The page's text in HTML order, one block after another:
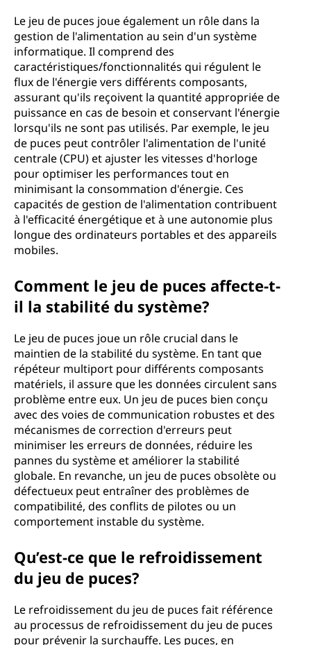
Le jeu de puces joue également un rôle dans la
gestion de l'alimentation au sein d'un système
informatique. Il comprend des
caractéristiques/fonctionnalités qui régulent le
flux de l'énergie vers différents composants,
assurant qu'ils reçoivent la quantité appropriée de
puissance en cas de besoin et conservant l'énergie
lorsqu'ils ne sont pas utilisés. Par exemple, le jeu
de puces peut contrôler l'alimentation de l'unité
centrale (CPU) et ajuster les vitesses d'horloge
pour optimiser les performances tout en
minimisant la consommation d'énergie. Ces
capacités de gestion de l'alimentation contribuent
à l'efficacité énergétique et à une autonomie plus
longue des ordinateurs portables et des appareils
mobiles.
Comment le jeu de puces affecte-t-
il la stabilité du système?
Le jeu de puces joue un rôle crucial dans le
maintien de la stabilité du système. En tant que
répéteur multiport pour différents composants
matériels, il assure que les données circulent sans
problème entre eux. Un jeu de puces bien conçu
avec des voies de communication robustes et des
mécanismes de correction d'erreurs peut
minimiser les erreurs de données, réduire les
pannes du système et améliorer la stabilité
globale. En revanche, un jeu de puces obsolète ou
défectueux peut entraîner des problèmes de
compatibilité, des conflits de pilotes ou un
comportement instable du système.
Qu’est-ce que le refroidissement
du jeu de puces?
Le refroidissement du jeu de puces fait référence
au processus de refroidissement du jeu de puces
pour prévenir la surchauffe. Les puces, en